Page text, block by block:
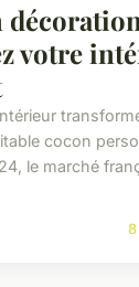
votre
cocon
le marché